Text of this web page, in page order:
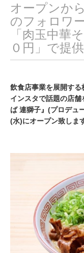
オープンか
のフォロワ
「⾁⽟中華
０円」で提供
飲食店事業を展開する
インスタで話題の店
ば 連獅子』(プロデュ
(水)にオープン致しま